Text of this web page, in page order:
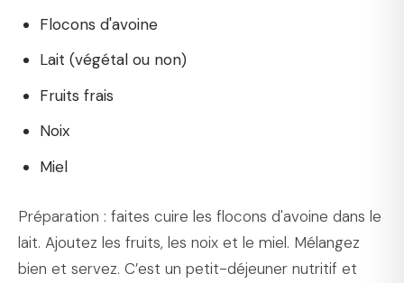
Flocons d'avoine
Lait (végétal ou non)
Fruits frais
Noix
Miel
Préparation : faites cuire les flocons d'avoine dans le
lait. Ajoutez les fruits, les noix et le miel. Mélangez
bien et servez. C’est un petit-déjeuner nutritif et